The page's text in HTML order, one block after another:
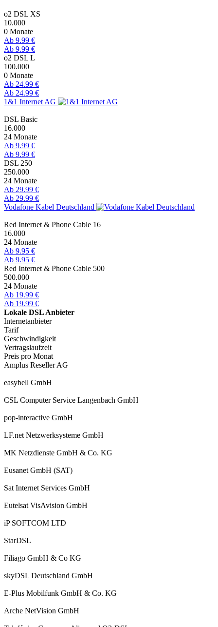
o2 DSL XS
10.000
0 Monate
Ab 9.99 €
Ab 9.99 €
o2 DSL L
100.000
0 Monate
Ab 24.99 €
Ab 24.99 €
1&1 Internet AG
DSL Basic
16.000
24 Monate
Ab 9.99 €
Ab 9.99 €
DSL 250
250.000
24 Monate
Ab 29.99 €
Ab 29.99 €
Vodafone Kabel Deutschland
Red Internet & Phone Cable 16
16.000
24 Monate
Ab 9.95 €
Ab 9.95 €
Red Internet & Phone Cable 500
500.000
24 Monate
Ab 19.99 €
Ab 19.99 €
Lokale DSL Anbieter
Internetanbieter
Tarif
Geschwindigkeit
Vertragslaufzeit
Preis pro Monat
Amplus Reseller AG
easybell GmbH
CSL Computer Service Langenbach GmbH
pop-interactive GmbH
LF.net Netzwerksysteme GmbH
MK Netzdienste GmbH & Co. KG
Eusanet GmbH (SAT)
Sat Internet Services GmbH
Eutelsat VisAvision GmbH
iP SOFTCOM LTD
StarDSL
Filiago GmbH & Co KG
skyDSL Deutschland GmbH
E-Plus Mobilfunk GmbH & Co. KG
Arche NetVision GmbH